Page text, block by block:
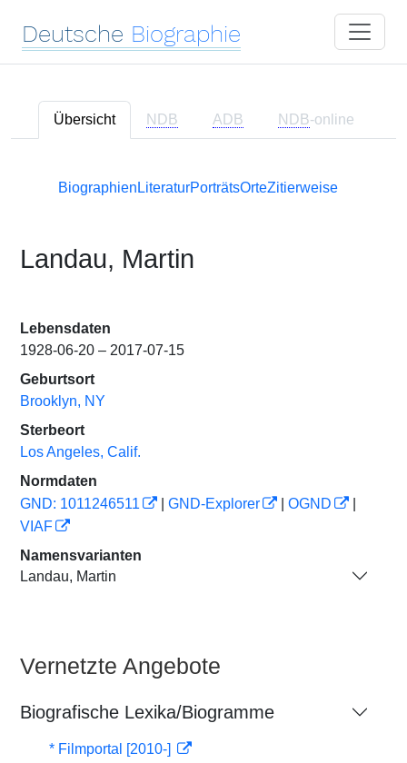
Deutsche Biographie
Übersicht NDB ADB NDB-online
Biographien LiteraturPorträtsOrteZitierweise
Landau, Martin
Lebensdaten
1928-06-20 – 2017-07-15
Geburtsort
Brooklyn, NY
Sterbeort
Los Angeles, Calif.
Normdaten
GND: 1011246511
GND-Explorer OGND
VIAF
Namensvarianten
Landau, Martin
Vernetzte Angebote
Biografische Lexika/Biogramme
* Filmportal [2010-]